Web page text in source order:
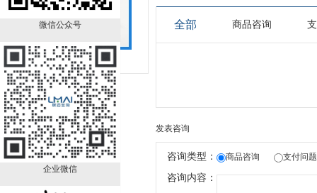
微信公众号
企业微信
全部 商品咨询
发表咨询
咨询类型： 商品咨询 支付问题
咨询内容：
售价：￥990.00